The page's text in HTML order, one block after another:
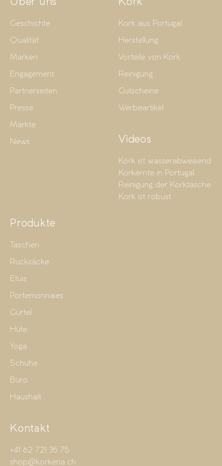
Über uns
Geschichte
Qualität
Marken
Engagement
Partnerseiten
Presse
Märkte
News
Kork
Kork aus Portugal
Herstellung
Vorteile von Kork
Reinigung
Gutscheine
Werbeartikel
Videos
Kork ist wasserabweisend
Korkernte in Portugal
Reinigung der Korktasche
Kork ist robust
Produkte
Taschen
Rucksäcke
Etuis
Portemonnaies
Gürtel
Hüte
Yoga
Schuhe
Büro
Haushalt
Kontakt
+41 62 721 35 75
shop@korkeria.ch